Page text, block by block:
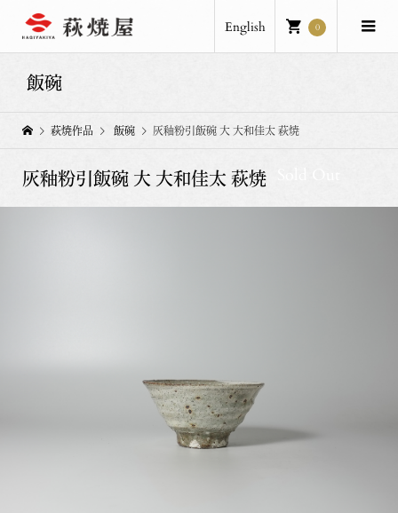
English 0
飯碗
萩焼作品 飯碗 灰釉粉引飯碗 大 大和佳太 萩焼
灰釉粉引飯碗 大 大和佳太 萩焼